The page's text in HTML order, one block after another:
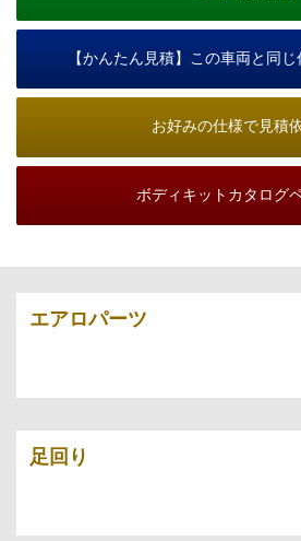
【かんたん見積】この車両と同
お好みの仕様で見積
ボディキットカタログ
エアロパーツ
足回り